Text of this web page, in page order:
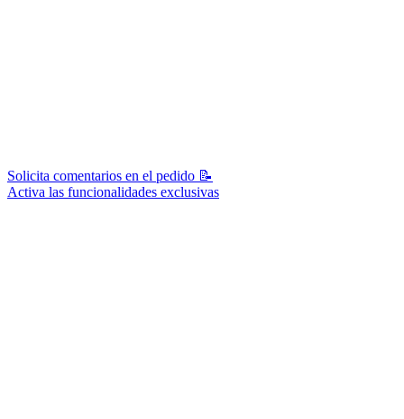
Solicita comentarios en el pedido 📝
Activa las funcionalidades exclusivas